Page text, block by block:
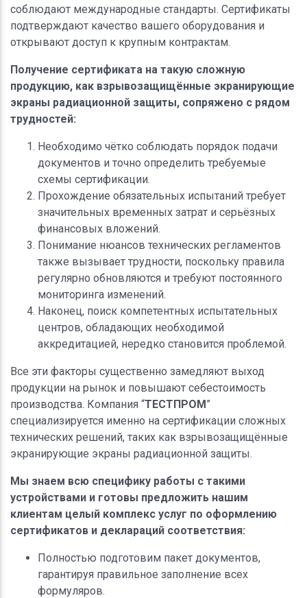
соблюдают международные стандарты. Сертификаты
подтверждают качество вашего оборудования и
открывают доступ к крупным контрактам.
Получение сертификата на такую сложную
продукцию, как взрывозащищённые экранирующие
экраны радиационной защиты, сопряжено с рядом
трудностей:
Необходимо чётко соблюдать порядок подачи
документов и точно определить требуемые
схемы сертификации.
Прохождение обязательных испытаний требует
значительных временных затрат и серьёзных
финансовых вложений.
Понимание нюансов технических регламентов
также вызывает трудности, поскольку правила
регулярно обновляются и требуют постоянного
мониторинга изменений.
Наконец, поиск компетентных испытательных
центров, обладающих необходимой
аккредитацией, нередко становится проблемой.
Все эти факторы существенно замедляют выход
продукции на рынок и повышают себестоимость
производства. Компания “ТЕСТПРОМ”
специализируется именно на сертификации сложных
технических решений, таких как взрывозащищённые
экранирующие экраны радиационной защиты.
Мы знаем всю специфику работы с такими
устройствами и готовы предложить нашим
клиентам целый комплекс услуг по оформлению
сертификатов и деклараций соответствия:
Полностью подготовим пакет документов,
гарантируя правильное заполнение всех
формуляров.